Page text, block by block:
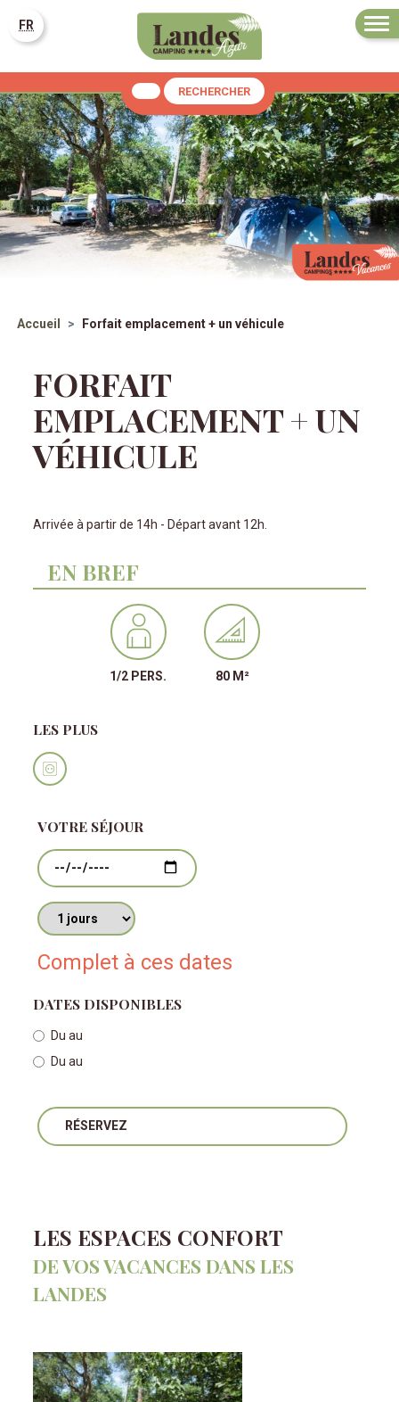
FR
RECHERCHER
Accueil Forfait emplacement + un véhicule
FORFAIT
EMPLACEMENT + UN
VÉHICULE
Arrivée à partir de 14h - Départ avant 12h.
EN BREF
1/2 PERS. 80 M²
LES PLUS
VOTRE SÉJOUR
Dates
Nombres de jours
Complet à ces dates
DATES DISPONIBLES
Duau
Duau
RÉSERVEZ
LES ESPACES CONFORT
DE VOS VACANCES DANS LES
LANDES